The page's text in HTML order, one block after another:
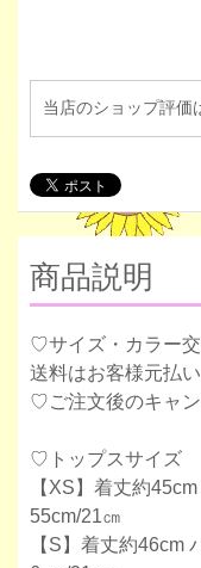
当店のショップ評価
商品説明
♡サイズ・カラー
送料はお客様元払い
♡ご注文後のキャン
♡トップスサイズ
【XS】着丈約
55cm/21㎝
【S】着丈約46cm